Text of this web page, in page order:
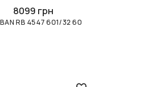
8099 грн
RB 4547 601/32 60